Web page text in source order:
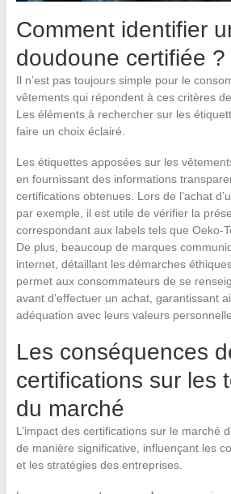
Comment identifier
doudoune certifiée ?
Il n’est pas toujours simple pour le
vêtements qui répondent à ces critères
Les éléments à rechercher sur les
faire un choix éclairé.
Les étiquettes apposées sur les
en fournissant des informations
certifications obtenues. Lors de l’achat
par exemple, il est utile de vérifier la
correspondant aux labels tels que Oeko-
De plus, beaucoup de marques
internet, détaillant les démarches
permet aux consommateurs de se
avant d’effectuer un achat, garantissant
adéquation avec leurs valeurs
Les conséquences
certifications sur les
du marché
L’impact des certifications sur le marché
de manière significative, influençant les
et les stratégies des entreprises.